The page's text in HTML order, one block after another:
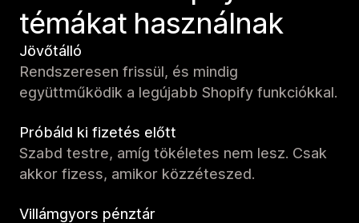
témákat használnak
Jövőtálló
Rendszeresen frissül, és mindig
együttműködik a legújabb Shopify funkciókkal.
Próbáld ki fizetés előtt
Szabd testre, amíg tökéletes nem lesz. Csak
akkor fizess, amikor közzéteszed.
Villámgyors pénztár